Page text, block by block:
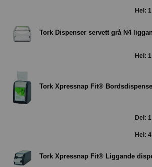
Hel:
Tork Dispenser servett grå N4
Hel:
Tork Xpressnap Fit®
Del:
Hel:
Tork Xpressnap Fit® Liggande